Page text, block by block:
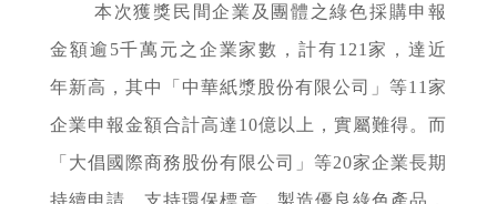
本次獲獎民間企業及團體之綠色採購申報
金額逾5千萬元之企業家數，計有121家，達近
年新高，其中「中華紙漿股份有限公司」等11家
企業申報金額合計高達10億以上，實屬難得。而
「大倡國際商務股份有限公司」等20家企業長期
持續申請、支持環保標章，製造優良綠色產品，